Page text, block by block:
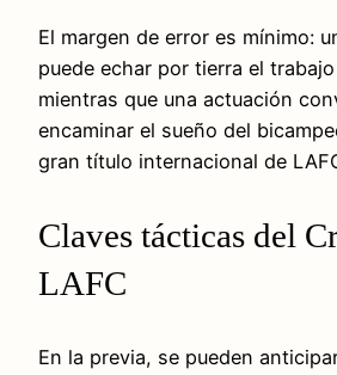
El margen de error es mínimo:
puede echar por tierra el
mientras que una actuación
encaminar el sueño del
gran título internacional de
Claves tácticas del
LAFC
En la previa, se pueden